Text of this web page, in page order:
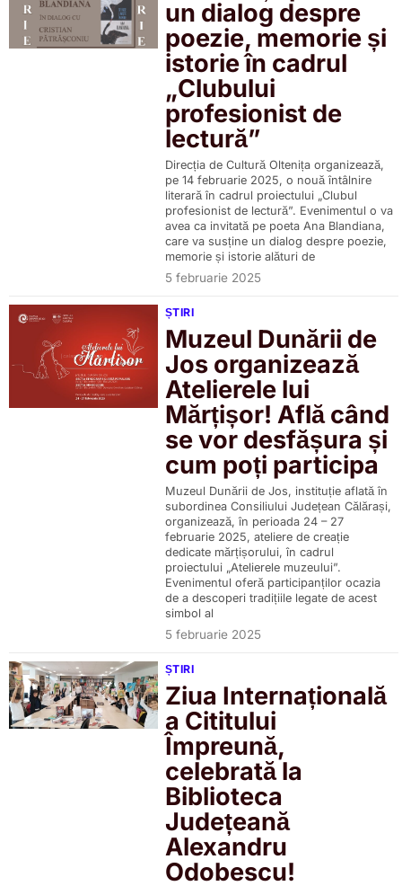
un dialog despre
poezie, memorie și
istorie în cadrul
„Clubului
profesionist de
lectură”
Direcția de Cultură Oltenița organizează,
pe 14 februarie 2025, o nouă întâlnire
literară în cadrul proiectului „Clubul
profesionist de lectură”. Evenimentul o va
avea ca invitată pe poeta Ana Blandiana,
care va susține un dialog despre poezie,
memorie și istorie alături de
5 februarie 2025
ȘTIRI
Muzeul Dunării de
Jos organizează
Atelierele lui
Mărțișor! Află când
se vor desfășura și
cum poți participa
Muzeul Dunării de Jos, instituție aflată în
subordinea Consiliului Județean Călărași,
organizează, în perioada 24 – 27
februarie 2025, ateliere de creație
dedicate mărțișorului, în cadrul
proiectului „Atelierele muzeului”.
Evenimentul oferă participanților ocazia
de a descoperi tradițiile legate de acest
simbol al
5 februarie 2025
ȘTIRI
Ziua Internațională
a Cititului
Împreună,
celebrată la
Biblioteca
Județeană
Alexandru
Odobescu!